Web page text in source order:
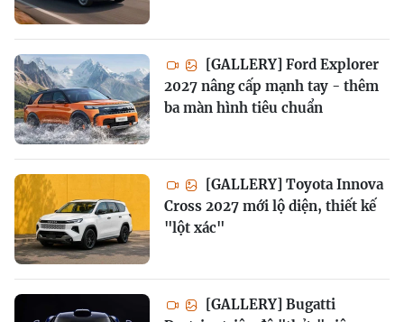
[GALLERY] Ford Explorer
2027 nâng cấp mạnh tay - thêm
ba màn hình tiêu chuẩn
[GALLERY] Toyota Innova
Cross 2027 mới lộ diện, thiết kế
"lột xác"
[GALLERY] Bugatti